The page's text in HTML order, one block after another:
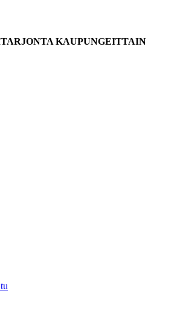
KAUPUNGEITTAIN